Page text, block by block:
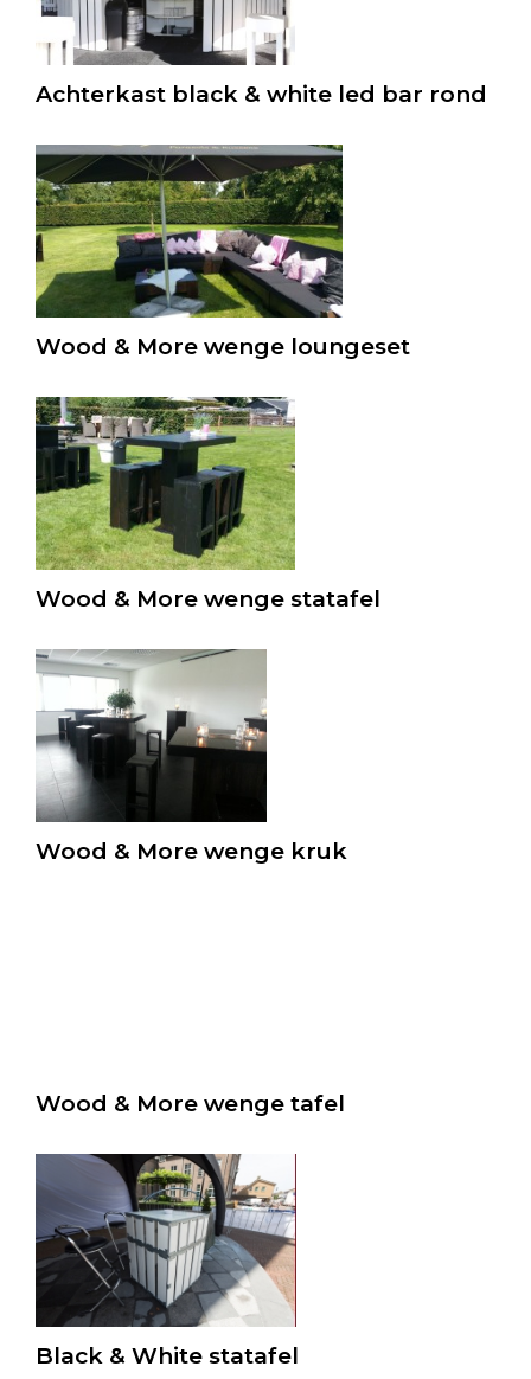
Achterkast black & white led bar rond
Wood & More wenge loungeset
Wood & More wenge statafel
Wood & More wenge kruk
Wood & More wenge tafel
Black & White statafel